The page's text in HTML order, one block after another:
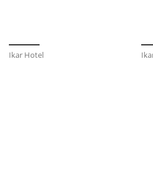
Ikar Hotel